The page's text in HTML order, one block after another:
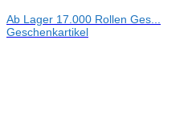
Ab Lager 17.000 Rollen Ges...
Geschenkartikel